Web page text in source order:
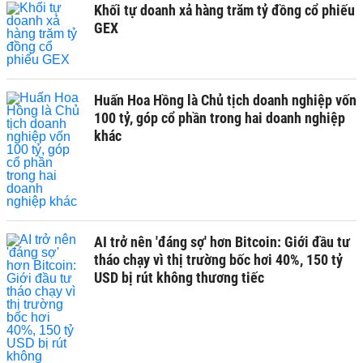
Khối tự doanh xả hàng trăm tỷ đồng cổ phiếu
GEX
Huấn Hoa Hồng là Chủ tịch doanh nghiệp vốn
100 tỷ, góp cổ phần trong hai doanh nghiệp
khác
AI trở nên 'đáng sợ' hơn Bitcoin: Giới đầu tư
tháo chạy vì thị trường bốc hơi 40%, 150 tỷ
USD bị rút không thương tiếc